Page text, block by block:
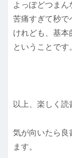
よっぽどつま
苦痛すぎて秒で
けれども、基本
ということです
以上、楽しく読
気が向いたら良
ます。